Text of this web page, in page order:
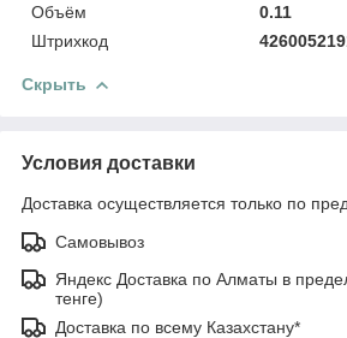
Объём
0.11
Штрихкод
Скрыть
Условия доставки
Доставка осуществляется только по
Самовывоз
Яндекс Доставка по Алматы в
тенге)
Доставка по всему Казахстану*